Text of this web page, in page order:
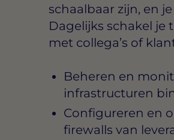
schaalbaar zijn, en
Dagelijks schakel
met collega’s of
Beheren en
infrastructuren
Configureren en
firewalls van